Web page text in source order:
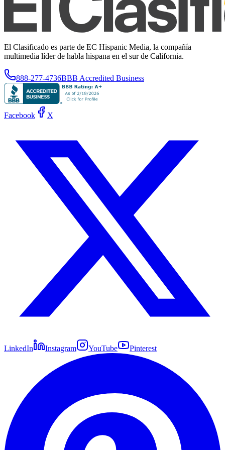
El Clasificado es parte de EC Hispanic Media, la compañía
multimedia líder de habla hispana en el sur de California.
888-277-4736BBB Accredited Business
Facebook X
LinkedIn Instagram YouTube Pinterest